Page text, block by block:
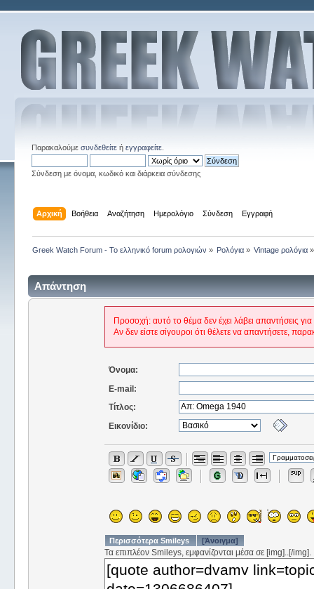
Παρακαλούμε συνδεθείτεή εγγραφείτε.
Σύνδεση με όνομα, κωδικό και διάρκεια σύνδεσης
Αρχική Βοήθεια Αναζήτηση Ημερολόγιο Σύνδεση Εγγραφή
Greek Watch Forum - Το ελληνικό forum ρολογιών » Ρολόγια » Vintage ρολόγια »
Απάντηση
Προσοχή: αυτό το θέμα δεν έχει λάβει απαντήσεις
Αν δεν είστε σίγουροι ότι θέλετε να απαντήσετε,
Όνομα:
E-mail:
Τίτλος:
Εικονίδιο:
Περισσότερα Smileys [Άνοιγμα]
Τα επιπλέον Smileys, εμφανίζονται μέσα σε [img]..[/img].